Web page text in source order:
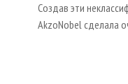
Создав эти
AkzoNobel сделала